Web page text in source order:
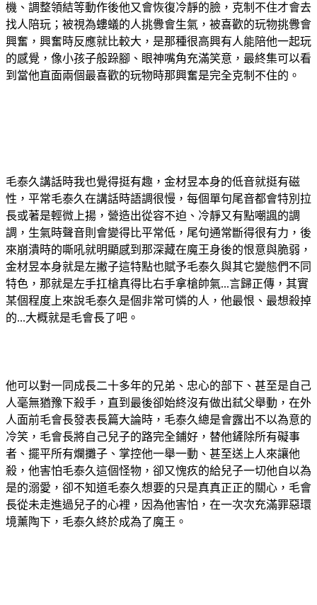
機、調整領結等動作後他又會恢復冷靜的臉，克制不住才會去
找人陪玩；被視為螻蟻的人挑釁會生氣，被喜歡的玩物挑釁會
興奮，興奮時反應就比較大，是那種很高興有人能陪他一起玩
的感覺，像小孩子般跺腳、眼神嘴角充滿笑意，最終集可以看
到當他直面兩個最喜歡的玩物時那興奮是完全克制不住的。
毛泰久講話時我也覺得挺有趣，金材昱本身的低音就挺有磁
性，平常毛泰久在講話時語調很慢，每個單句尾音都會特別拉
長或著是輕微上揚，營造出從容不迫、冷靜又有點嘲諷的調
調，生氣時聲音則會變得比平常低，尾句通常斷得很有力，後
來崩潰時的嘶吼就明顯感到那深藏在魔王身後的恨意與脆弱，
金材昱本身就是左撇子這特點也賦予毛泰久與其它變態們不同
特色，那就是左手扛槍真得比右手拿槍帥氣...言歸正傳，其實
某個程度上來說毛泰久是個非常可憐的人，他最恨、最想殺掉
的...大概就是毛會長了吧。
他可以對一同成長二十多年的兄弟、忠心的部下、甚至是自己
人毫無猶豫下殺手，直到最後卻始終沒有做出弒父舉動，在外
人面前毛會長發表長篇大論時，毛泰久總是會露出不以為意的
冷笑，毛會長將自己兒子的路完全鋪好，替他鏟除所有礙事
者、擺平所有爛攤子、掌控他一舉一動、甚至送上人來讓他
殺，他害怕毛泰久這個怪物，卻又愧疚的給兒子一切他自以為
是的溺愛，卻不知道毛泰久想要的只是真真正正的關心，毛會
長從未走進過兒子的心裡，因為他害怕，在一次次充滿罪惡環
境薰陶下，毛泰久終於成為了魔王。